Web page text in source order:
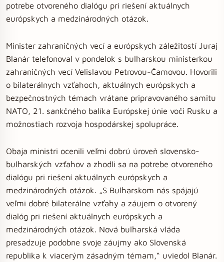
potrebe otvoreného dialógu pri riešení aktuálnych
európskych a medzinárodných otázok.
Minister zahraničných vecí a európskych záležitostí Juraj
Blanár telefonoval v pondelok s bulharskou ministerkou
zahraničných vecí Velislavou Petrovou-Čamovou. Hovorili
o bilaterálnych vzťahoch, aktuálnych európskych a
bezpečnostných témach vrátane pripravovaného samitu
NATO, 21. sankčného balíka Európskej únie voči Rusku a
možnostiach rozvoja hospodárskej spolupráce.
Obaja ministri ocenili veľmi dobrú úroveň slovensko-
bulharských vzťahov a zhodli sa na potrebe otvoreného
dialógu pri riešení aktuálnych európskych a
medzinárodných otázok. „S Bulharskom nás spájajú
veľmi dobré bilaterálne vzťahy a záujem o otvorený
dialóg pri riešení aktuálnych európskych a
medzinárodných otázok. Nová bulharská vláda
presadzuje podobne svoje záujmy ako Slovenská
republika k viacerým zásadným témam,“ uviedol Blanár.